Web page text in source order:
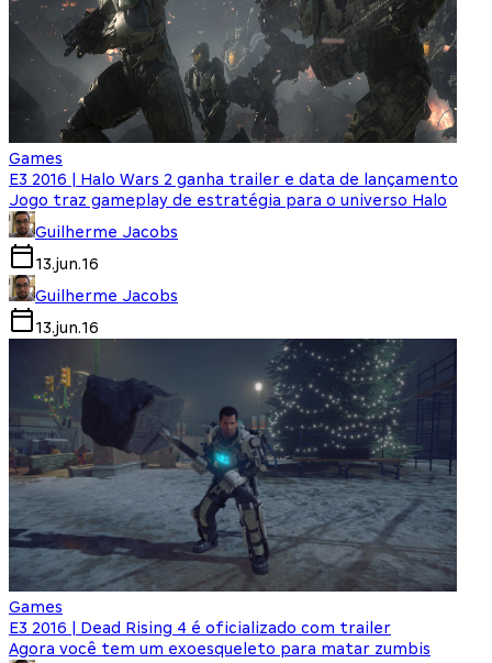
Games
E3 2016 | Halo Wars 2 ganha trailer e data de lançamento
Jogo traz gameplay de estratégia para o universo Halo
Guilherme Jacobs
13.jun.16
Guilherme Jacobs
13.jun.16
Games
E3 2016 | Dead Rising 4 é oficializado com trailer
Agora você tem um exoesqueleto para matar zumbis